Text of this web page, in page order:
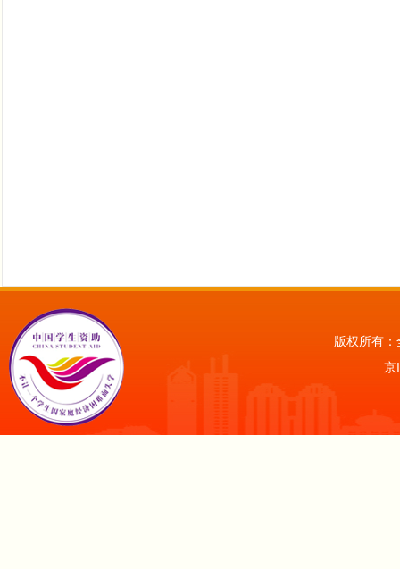
版权所有
京